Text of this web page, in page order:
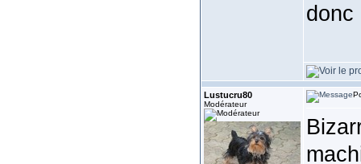
donc
Lustucru80
Modérateur